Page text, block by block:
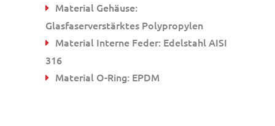
Material Gehäuse:
Glasfaserverstärktes Polypropylen
Material Interne Feder: Edelstahl AISI
316
Material O-Ring: EPDM